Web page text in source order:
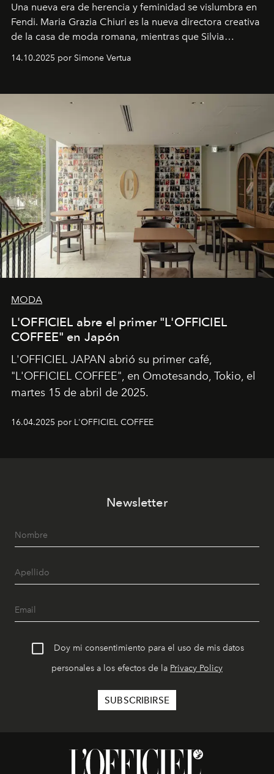
Una nueva era de herencia y feminidad se vislumbra en
Fendi. Maria Grazia Chiuri es la nueva directora creativa
de la casa de moda romana, mientras que Silvia
14.10.2025 por Simone Vertua
MODA
L'OFFICIEL abre el primer "L'OFFICIEL
COFFEE" en Japón
L'OFFICIEL JAPAN abrió su primer café,
"L'OFFICIEL COFFEE", en Omotesando, Tokio, el
martes 15 de abril de 2025.
16.04.2025 por L'OFFICIEL COFFEE
Newsletter
Doy mi consentimiento para el uso de mis datos
personales a los efectos de la Privacy Policy